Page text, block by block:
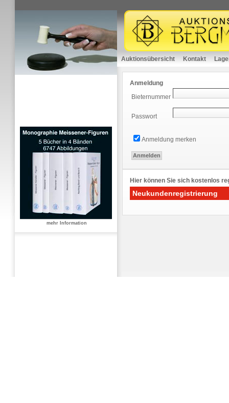
mehr Information
Auktionsübersicht Kontakt
Anmeldung
Bieternummer
Passwort
Anmeldung merken
Hier können Sie sich kostenlos
Neukundenregistrierung